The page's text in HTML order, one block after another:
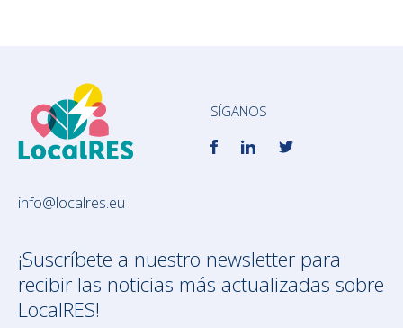
SÍGANOS
info@localres.eu
¡Suscríbete a nuestro newsletter para
recibir las noticias más actualizadas sobre
LocalRES!